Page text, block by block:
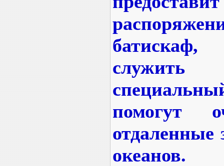
батискаф,
помогут
отдаленные
океанов.